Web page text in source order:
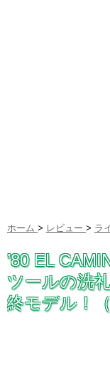
ホーム > レビュー > ラ
’80 EL
ツールの洗
終モデル！